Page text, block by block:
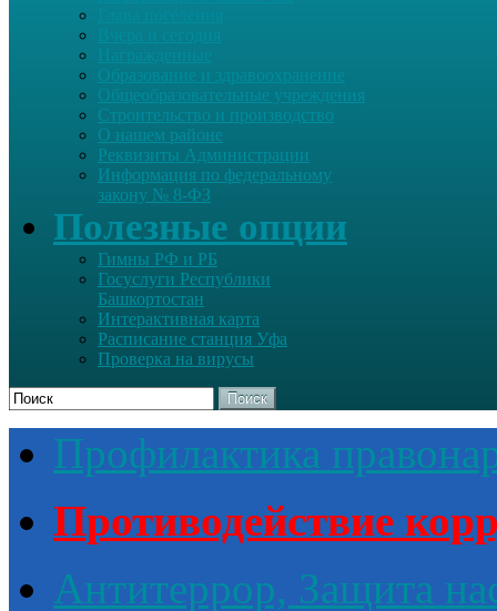
Награжденные
Образование и здравоохранение
Общеобразовательные учреждения
Строительство и производство
О нашем районе
Реквизиты Администрации
Информация по федеральному
закону № 8-ФЗ
Полезные опции
Гимны РФ и РБ
Госуслуги Республики
Башкортостан
Интерактивная карта
Расписание станция Уфа
Проверка на вирусы
Поиск
Профилактика
Противодействие
Антитеррор, Защита